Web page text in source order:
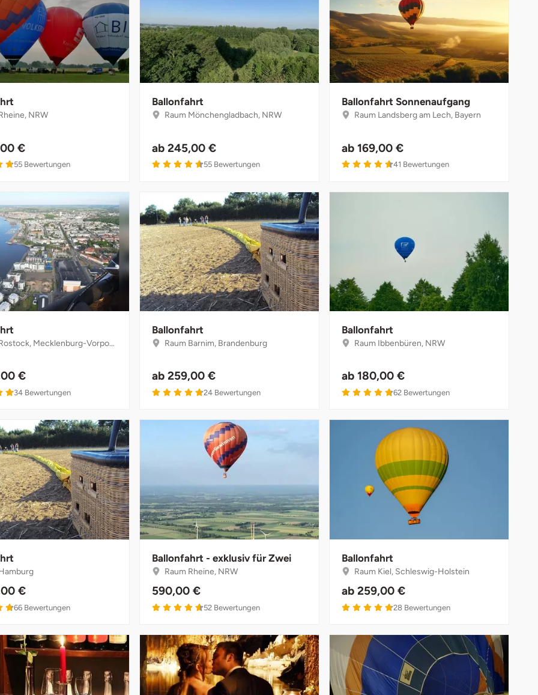
NRW
€
4.8 von 5
55 Bewertungen
Ballonfahrt
Raum Mönchengladbach, NRW
ab 245,00 €
4.6 von 5
55 Bewertungen
Ballonfahrt Sonnenaufgang
Raum Landsberg am Lech, Bayern
ab 169,00 €
4.6 von 5
41 Bewertungen
Mecklenburg-Vorpommern
€
4.9 von 5
34 Bewertungen
Ballonfahrt
Raum Barnim, Brandenburg
ab 259,00 €
4.8 von 5
24 Bewertungen
Ballonfahrt
Raum Ibbenbüren, NRW
ab 180,00 €
4.7 von 5
62 Bewertungen
€
4.7 von 5
66 Bewertungen
Ballonfahrt - exklusiv für Zwei
Raum Rheine, NRW
590,00 €
4.6 von 5
52 Bewertungen
Ballonfahrt
Raum Kiel, Schleswig-Holstein
ab 259,00 €
4.8 von 5
28 Bewertungen